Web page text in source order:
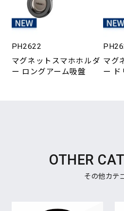
PH2622
マグネットスマホホルダ
ー ロングアーム吸盤
マグ
ー ド
OTHER
その他カテ